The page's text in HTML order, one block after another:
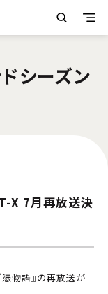
シーズン
AT-X 7月再放送決
憑物語』の再放送が